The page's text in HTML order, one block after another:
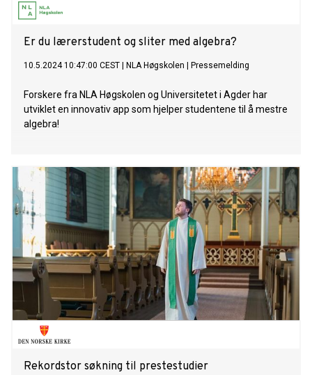
Er du lærerstudent og sliter med algebra?
10.5.2024 10:47:00 CEST NLA Høgskolen Pressemelding
Forskere fra NLA Høgskolen og Universitetet i Agder har
utviklet en innovativ app som hjelper studentene til å mestre
algebra!
Rekordstor søkning til prestestudier